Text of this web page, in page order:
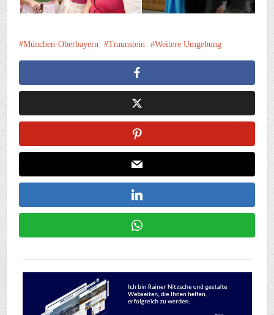
München-Oberbayern Traunstein Weitere Umgebung